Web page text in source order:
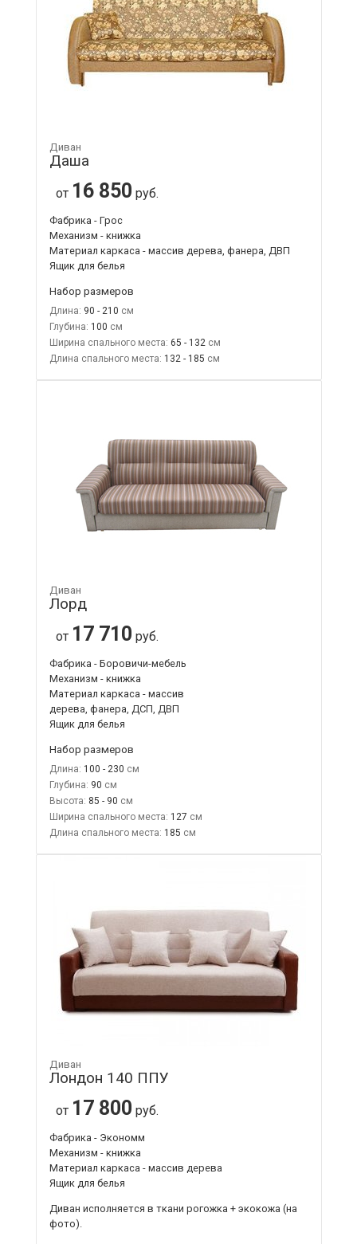
Диван
Даша
от 16 850 руб.
Фабрика - Грос
Механизм - книжка
Материал каркаса - массив дерева, фанера, ДВП
Ящик для белья
Набор размеров
Длина: 90 - 210
Глубина: 100
Ширина спального места: 65 - 132
Длина спального места: 132 - 185
Диван
Лорд
от 17 710 руб.
Фабрика - Боровичи-мебель
Механизм - книжка
Материал каркаса - массив
дерева, фанера, ДСП, ДВП
Ящик для белья
Набор размеров
Длина: 100 - 230
Глубина: 90
Высота: 85 - 90
Ширина спального места: 127
Длина спального места: 185
Диван
Лондон 140 ППУ
от 17 800 руб.
Фабрика - Экономм
Механизм - книжка
Материал каркаса - массив дерева
Ящик для белья
Диван исполняется в ткани рогожка + экокожа (на
фото).